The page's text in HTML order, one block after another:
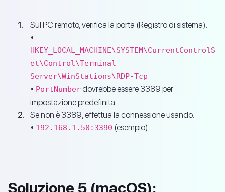
Sul PC remoto, verifica la porta (Registro di sistema):
•
HKEY_LOCAL_MACHINE\SYSTEM\CurrentControlS
et\Control\Terminal
Server\WinStations\RDP-Tcp
• PortNumberdovrebbe essere 3389 per
impostazione predefinita
Se non è 3389, effettua la connessione usando:
• 192.168.1.50:3390 (esempio)
Soluzione 5 (macOS):